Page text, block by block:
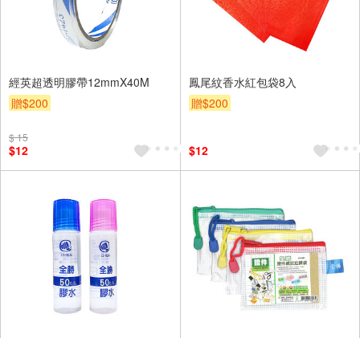
經英超透明膠帶12mmX40M
贈$200
$ 15
$12
鳳尾紋香水紅包袋8入
贈$200
$12